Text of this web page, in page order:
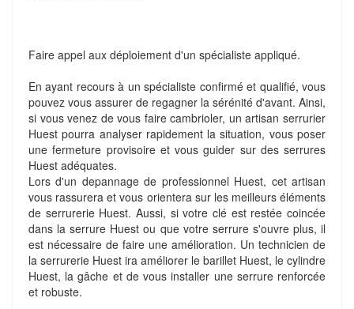
Faire appel aux déploiement d'un spécialiste appliqué.
En ayant recours à un spécialiste confirmé et qualifié, vous
pouvez vous assurer de regagner la sérénité d'avant. Ainsi,
si vous venez de vous faire cambrioler, un artisan serrurier
Huest pourra analyser rapidement la situation, vous poser
une fermeture provisoire et vous guider sur des serrures
Huest adéquates.
Lors d'un depannage de professionnel Huest, cet artisan
vous rassurera et vous orientera sur les meilleurs éléments
de serrurerie Huest. Aussi, si votre clé est restée coincée
dans la serrure Huest ou que votre serrure s'ouvre plus, il
est nécessaire de faire une amélioration. Un technicien de
la serrurerie Huest ira améliorer le barillet Huest, le cylindre
Huest, la gâche et de vous installer une serrure renforcée
et robuste.